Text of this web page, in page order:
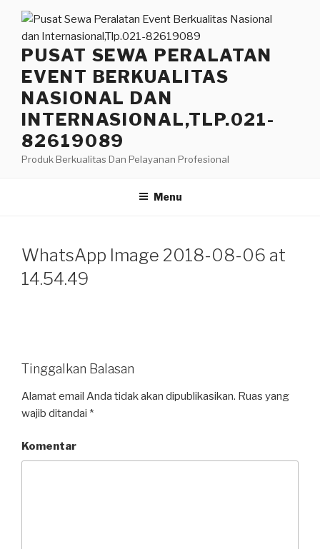
Lompat
konten
PUSAT SEWA PERALATAN
EVENT BERKUALITAS
NASIONAL DAN
INTERNASIONAL,TLP.021-
82619089
Produk Berkualitas Dan Pelayanan Profesional
Menu
WhatsApp Image 2018-08-06 at
14.54.49
Tinggalkan Balasan
Alamat email Anda tidak akan dipublikasikan. Ruas yang
wajib ditandai *
Komentar